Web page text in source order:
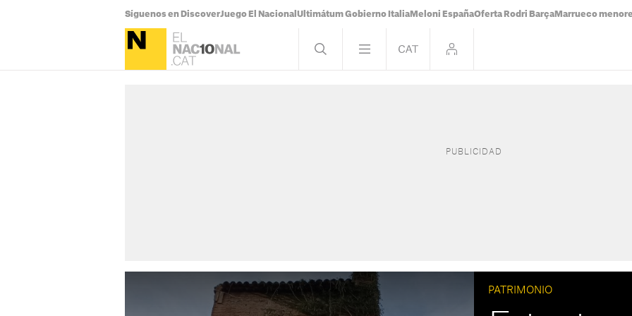
Síguenos en DiscoverJuego El Nacional Ultimátum Gobierno Italia Meloni EspañaOferta Rodri Barça Marrueco
PATRIMONIO